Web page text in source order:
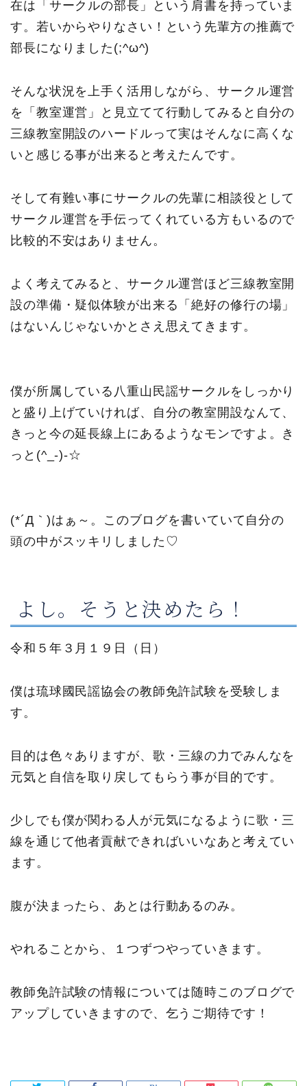
在は「サークルの部長」という肩書を持っていま
す。若いからやりなさい！という先輩方の推薦で
部長になりました(;^ω^)
そんな状況を上手く活用しながら、サークル運営
を「教室運営」と見立てて行動してみると自分の
三線教室開設のハードルって実はそんなに高くな
いと感じる事が出来ると考えたんです。
そして有難い事にサークルの先輩に相談役として
サークル運営を手伝ってくれている方もいるので
比較的不安はありません。
よく考えてみると、サークル運営ほど三線教室開
設の準備・疑似体験が出来る「絶好の修行の場」
はないんじゃないかとさえ思えてきます。
僕が所属している八重山民謡サークルをしっかり
と盛り上げていければ、自分の教室開設なんて、
きっと今の延長線上にあるようなモンですよ。き
っと(^_-)-☆
(*´Д｀)はぁ～。このブログを書いていて自分の
頭の中がスッキリしました♡
よし。そうと決めたら！
令和５年３月１９日（日）
僕は琉球國民謡協会の教師免許試験を受験しま
す。
目的は色々ありますが、歌・三線の力でみんなを
元気と自信を取り戻してもらう事が目的です。
少しでも僕が関わる人が元気になるように歌・三
線を通じて他者貢献できればいいなあと考えてい
ます。
腹が決まったら、あとは行動あるのみ。
やれることから、１つずつやっていきます。
教師免許試験の情報については随時このブログで
アップしていきますので、乞うご期待です！